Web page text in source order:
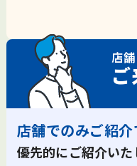
店
店舗でのみご紹
優先的にご紹介いた